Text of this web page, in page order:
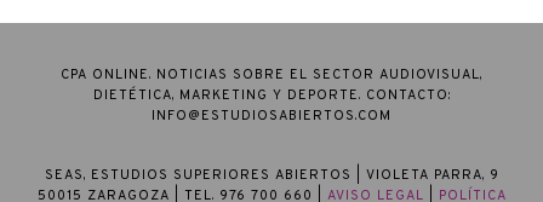
CPA ONLINE. NOTICIAS SOBRE EL SECTOR AUDIOVISUAL,
DIETÉTICA, MARKETING Y DEPORTE. CONTACTO:
INFO@ESTUDIOSABIERTOS.COM
SEAS, ESTUDIOS SUPERIORES ABIERTOS
| VIOLETA PARRA, 9
50015 ZARAGOZA | TEL. 976 700 660 | AVISO LEGAL
POLÍTICA